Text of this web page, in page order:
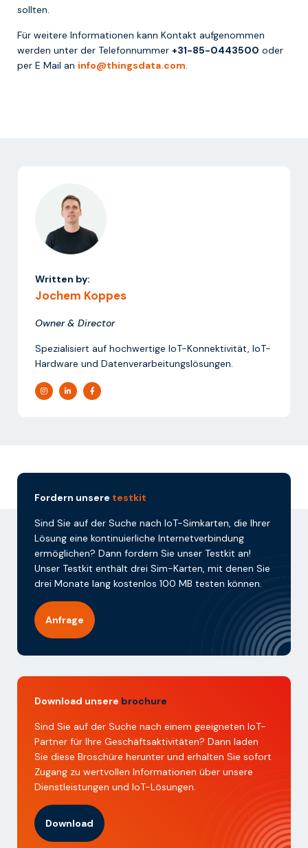
sollten.
Für weitere Informationen kann Kontakt aufgenommen
werden unter der Telefonnummer +31-85-0443500 oder
per E Mail an info@thingsdata.com.
Written by:
Jochem Koppes
Owner & Director
Spezialisiert auf hochwertige IoT-Konnektivität, IoT-
Hardware und Datenverarbeitungslösungen.
Fordern unsere testkit
Sind Sie auf der Suche nach IoT-Simkarten, die Ihrer
Lösung eine kontinuierliche Internetverbindung
ermöglichen? Dann fordern Sie unser Testkit an!
Unser Testkit enthält drei Sim-Karten, mit denen Sie
drei Monate lang kostenlos 100 MB testen können.
Anfrage
Download unsere brochure
Sind Sie auf der Suche nach einem geeigneten IoT-
Partner für Ihre Geschäftsaktivitäten? Dann laden
Sie diese Broschüre herunter und erhalten Sie sofort
Zugang zu wertvollen Informationen über unsere
Dienstleistungen und IoT-Lösungen.
Download